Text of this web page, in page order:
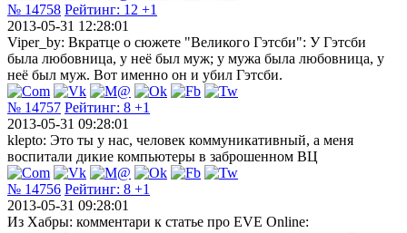
№ 14758 Рейтинг: 12 +1
2013-05-31 12:28:01
Viper_by: Вкратце о сюжете "Великого Гэтсби": У Гэтсби
была любовница, у неё был муж; у мужа была любовница, у
неё был муж. Вот именно он и убил Гэтсби.
№ 14757 Рейтинг: 8 +1
2013-05-31 09:28:01
klepto: Это ты у нас, человек коммуникативный, а меня
воспитали дикие компьютеры в заброшенном ВЦ
№ 14756 Рейтинг: 8 +1
2013-05-31 09:28:01
Из Хабры: комментари к статье про EVE Online: